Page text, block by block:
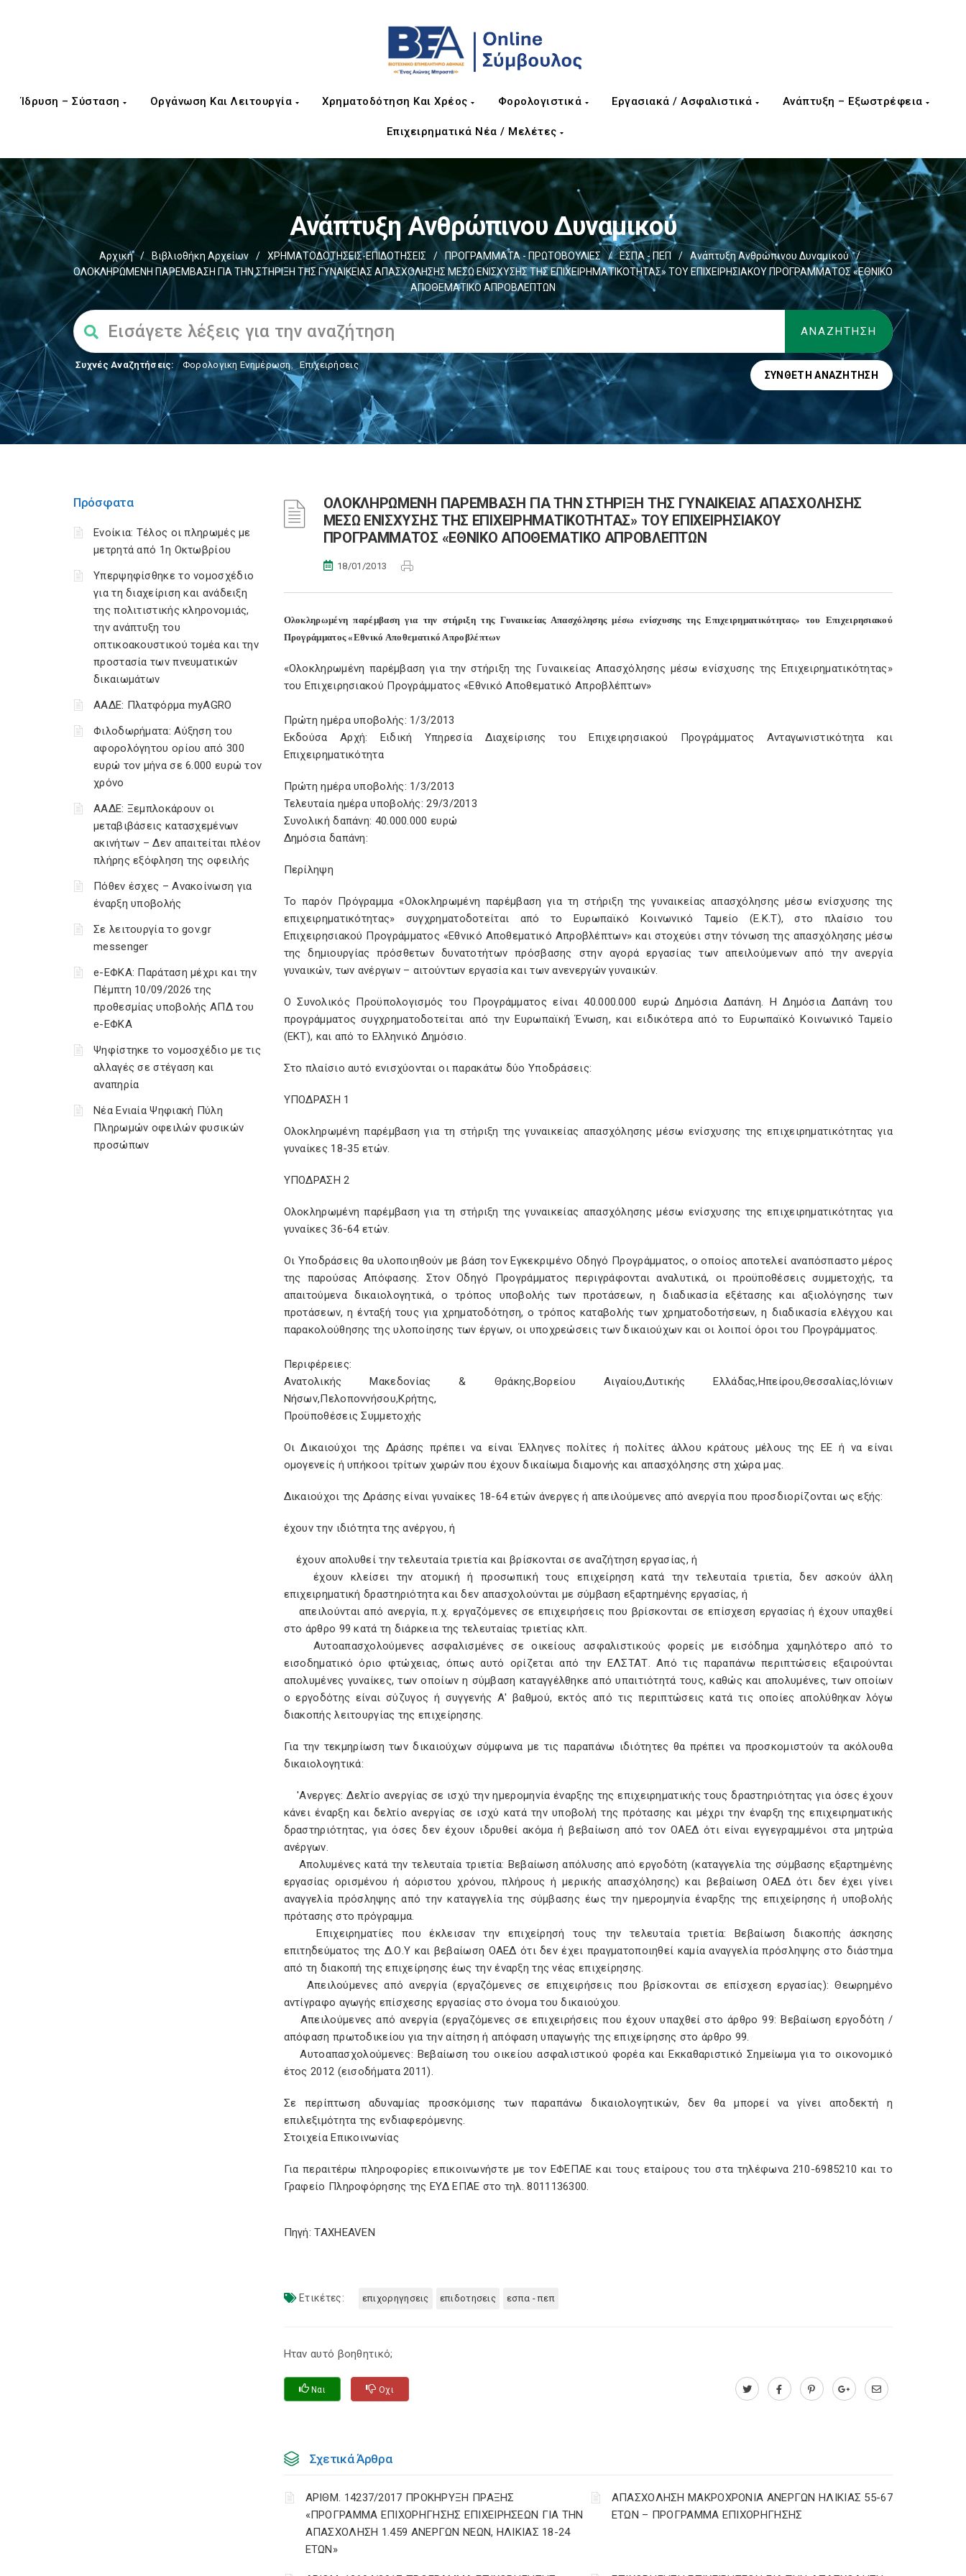
Ίδρυση – Σύσταση Οργάνωση Και Λειτουργία Χρηματοδότηση Και Χρέος Φορολογιστικά Εργασιακά / Ασφαλιστικά Ανάπτυξη – Εξωστρέφεια
Επιχειρηματικά Νέα / Μελέτες
Ανάπτυξη Ανθρώπινου Δυναμικού
Αρχική / Βιβλιοθήκη Αρχείων / ΧΡΗΜΑΤΟΔΟΤΗΣΕΙΣ-ΕΠΙΔΟΤΗΣΕΙΣ / ΠΡΟΓΡΑΜΜΑΤΑ - ΠΡΩΤΟΒΟΥΛΙΕΣ / ΕΣΠΑ - ΠΕΠ / Ανάπτυξη Ανθρώπινου Δυναμικού
/
ΟΛΟΚΛΗΡΩΜΕΝΗ ΠΑΡΕΜΒΑΣΗ ΓΙΑ ΤΗΝ ΣΤΗΡΙΞΗ ΤΗΣ ΓΥΝΑΙΚΕΙΑΣ ΑΠΑΣΧΟΛΗΣΗΣ ΜΕΣΩ ΕΝΙΣΧΥΣΗΣ ΤΗΣ ΕΠΙΧΕΙΡΗΜΑΤΙΚΟΤΗΤΑΣ» ΤΟΥ ΕΠΙΧΕΙΡΗΣΙΑΚΟΥ ΠΡΟΓΡΑΜΜΑΤΟΣ «ΕΘΝΙΚΟ
ΑΠΟΘΕΜΑΤΙΚΟ ΑΠΡΟΒΛΕΠΤΩΝ
Συχνές Αναζητήσεις: Φορολογικη Ενημέρωση, Επιχειρήσεις
ΣΎΝΘΕΤΗ ΑΝΑΖΉΤΗΣΗ
Πρόσφατα
Ενοίκια: Τέλος οι πληρωμές με
μετρητά από 1η Οκτωβρίου
Υπερψηφίσθηκε το νομοσχέδιο
για τη διαχείριση και ανάδειξη
της πολιτιστικής κληρονομιάς,
την ανάπτυξη του
οπτικοακουστικού τομέα και την
προστασία των πνευματικών
δικαιωμάτων
ΑΑΔΕ: Πλατφόρμα myAGRO
Φιλοδωρήματα: Αύξηση του
αφορολόγητου ορίου από 300
ευρώ τον μήνα σε 6.000 ευρώ τον
χρόνο
ΑΑΔΕ: Ξεμπλοκάρουν οι
μεταβιβάσεις κατασχεμένων
ακινήτων – Δεν απαιτείται πλέον
πλήρης εξόφληση της οφειλής
Πόθεν έσχες – Ανακοίνωση για
έναρξη υποβολής
Σε λειτουργία το gov.gr
messenger
e-ΕΦΚΑ: Παράταση μέχρι και την
Πέμπτη 10/09/2026 της
προθεσμίας υποβολής ΑΠΔ του
e-ΕΦΚΑ
Ψηφίστηκε το νομοσχέδιο με τις
αλλαγές σε στέγαση και
αναπηρία
Νέα Ενιαία Ψηφιακή Πύλη
Πληρωμών οφειλών φυσικών
προσώπων
ΟΛΟΚΛΗΡΩΜΕΝΗ ΠΑΡΕΜΒΑΣΗ ΓΙΑ ΤΗΝ ΣΤΗΡΙΞΗ ΤΗΣ ΓΥΝΑΙΚΕΙΑΣ ΑΠΑΣΧΟΛΗΣΗΣ
ΜΕΣΩ ΕΝΙΣΧΥΣΗΣ ΤΗΣ ΕΠΙΧΕΙΡΗΜΑΤΙΚΟΤΗΤΑΣ» ΤΟΥ ΕΠΙΧΕΙΡΗΣΙΑΚΟΥ
ΠΡΟΓΡΑΜΜΑΤΟΣ «ΕΘΝΙΚΟ ΑΠΟΘΕΜΑΤΙΚΟ ΑΠΡΟΒΛΕΠΤΩΝ
18/01/2013
Ολοκληρωµένη παρέµβαση για την στήριξη της Γυναικείας Απασχόλησης µέσω ενίσχυσης της Επιχειρηµατικότητας» του Επιχειρησιακού
Προγράµµατος «Εθνικό Αποθεµατικό Απροβλέπτων
«Ολοκληρωµένη παρέµβαση για την στήριξη της Γυναικείας Απασχόλησης µέσω ενίσχυσης της Επιχειρηµατικότητας»
του Επιχειρησιακού Προγράµµατος «Εθνικό Αποθεµατικό Απροβλέπτων»
Πρώτη ημέρα υποβολής: 1/3/2013
Εκδούσα Αρχή: Ειδική Υπηρεσία Διαχείρισης του Επιχειρησιακού Προγράμματος Ανταγωνιστικότητα και
Επιχειρηματικότητα
Πρώτη ημέρα υποβολής: 1/3/2013
Τελευταία ημέρα υποβολής: 29/3/2013
Συνολική δαπάνη: 40.000.000 ευρώ
Δημόσια δαπάνη:
Περίληψη
Το παρόν Πρόγραµµα «Ολοκληρωµένη παρέµβαση για τη στήριξη της γυναικείας απασχόλησης µέσω ενίσχυσης της
επιχειρηµατικότητας» συγχρηµατοδοτείται από το Ευρωπαϊκό Κοινωνικό Ταµείο (Ε.Κ.Τ), στο πλαίσιο του
Επιχειρησιακού Προγράµµατος «Εθνικό Αποθεµατικό Απροβλέπτων» και στοχεύει στην τόνωση της απασχόλησης µέσω
της δηµιουργίας πρόσθετων δυνατοτήτων πρόσβασης στην αγορά εργασίας των απειλούµενων από την ανεργία
γυναικών, των ανέργων – αιτούντων εργασία και των ανενεργών γυναικών.
Ο Συνολικός Προϋπολογισµός του Προγράµµατος είναι 40.000.000 ευρώ ∆ηµόσια ∆απάνη. Η ∆ηµόσια ∆απάνη του
προγράµµατος συγχρηµατοδοτείται από την Ευρωπαϊκή Ένωση, και ειδικότερα από το Ευρωπαϊκό Κοινωνικό Ταµείο
(ΕΚΤ), και από το Ελληνικό ∆ηµόσιο.
Στο πλαίσιο αυτό ενισχύονται οι παρακάτω δύο Υποδράσεις:
ΥΠΟ∆ΡΑΣΗ 1
Ολοκληρωµένη παρέµβαση για τη στήριξη της γυναικείας απασχόλησης µέσω ενίσχυσης της επιχειρηµατικότητας για
γυναίκες 18-35 ετών.
ΥΠΟ∆ΡΑΣΗ 2
Ολοκληρωµένη παρέµβαση για τη στήριξη της γυναικείας απασχόλησης µέσω ενίσχυσης της επιχειρηµατικότητας για
γυναίκες 36-64 ετών.
Οι Υποδράσεις θα υλοποιηθούν µε βάση τον Εγκεκριµένο Οδηγό Προγράµµατος, ο οποίος αποτελεί αναπόσπαστο µέρος
της παρούσας Απόφασης. Στον Οδηγό Προγράµµατος περιγράφονται αναλυτικά, οι προϋποθέσεις συµµετοχής, τα
απαιτούµενα δικαιολογητικά, ο τρόπος υποβολής των προτάσεων, η διαδικασία εξέτασης και αξιολόγησης των
προτάσεων, η ένταξή τους για χρηµατοδότηση, ο τρόπος καταβολής των χρηµατοδοτήσεων, η διαδικασία ελέγχου και
παρακολούθησης της υλοποίησης των έργων, οι υποχρεώσεις των δικαιούχων και οι λοιποί όροι του Προγράµµατος.
Περιφέρειες:
Ανατολικής Μακεδονίας & Θράκης,Βορείου Αιγαίου,Δυτικής Ελλάδας,Ηπείρου,Θεσσαλίας,Ιόνιων
Νήσων,Πελοποννήσου,Κρήτης,
Προϋποθέσεις Συμμετοχής
Οι ∆ικαιούχοι της ∆ράσης πρέπει να είναι Έλληνες πολίτες ή πολίτες άλλου κράτους µέλους της ΕΕ ή να είναι
οµογενείς ή υπήκοοι τρίτων χωρών που έχουν δικαίωµα διαµονής και απασχόλησης στη χώρα µας.
∆ικαιούχοι της ∆ράσης είναι γυναίκες 18-64 ετών άνεργες ή απειλούµενες από ανεργία που προσδιορίζονται ως εξής:
έχουν την ιδιότητα της ανέργου, ή
έχουν απολυθεί την τελευταία τριετία και βρίσκονται σε αναζήτηση εργασίας, ή
έχουν κλείσει την ατοµική ή προσωπική τους επιχείρηση κατά την τελευταία τριετία, δεν ασκούν άλλη
επιχειρηµατική δραστηριότητα και δεν απασχολούνται µε σύµβαση εξαρτηµένης εργασίας, ή
απειλούνται από ανεργία, π.χ. εργαζόµενες σε επιχειρήσεις που βρίσκονται σε επίσχεση εργασίας ή έχουν υπαχθεί
στο άρθρο 99 κατά τη διάρκεια της τελευταίας τριετίας κλπ.
Αυτοαπασχολούµενες ασφαλισµένες σε οικείους ασφαλιστικούς φορείς µε εισόδηµα χαµηλότερο από το
εισοδηµατικό όριο φτώχειας, όπως αυτό ορίζεται από την ΕΛΣΤΑΤ. Από τις παραπάνω περιπτώσεις εξαιρούνται
απολυµένες γυναίκες, των οποίων η σύµβαση καταγγέλθηκε από υπαιτιότητά τους, καθώς και απολυµένες, των οποίων
ο εργοδότης είναι σύζυγος ή συγγενής Α' βαθµού, εκτός από τις περιπτώσεις κατά τις οποίες απολύθηκαν λόγω
διακοπής λειτουργίας της επιχείρησης.
Για την τεκµηρίωση των δικαιούχων σύµφωνα µε τις παραπάνω ιδιότητες θα πρέπει να προσκοµιστούν τα ακόλουθα
δικαιολογητικά:
'Ανεργες: ∆ελτίο ανεργίας σε ισχύ την ηµεροµηνία έναρξης της επιχειρηµατικής τους δραστηριότητας για όσες έχουν
κάνει έναρξη και δελτίο ανεργίας σε ισχύ κατά την υποβολή της πρότασης και µέχρι την έναρξη της επιχειρηµατικής
δραστηριότητας, για όσες δεν έχουν ιδρυθεί ακόµα ή βεβαίωση από τον ΟΑΕ∆ ότι είναι εγγεγραµµένοι στα µητρώα
ανέργων.
Απολυµένες κατά την τελευταία τριετία: Βεβαίωση απόλυσης από εργοδότη (καταγγελία της σύµβασης εξαρτηµένης
εργασίας ορισµένου ή αόριστου χρόνου, πλήρους ή µερικής απασχόλησης) και βεβαίωση ΟΑΕ∆ ότι δεν έχει γίνει
αναγγελία πρόσληψης από την καταγγελία της σύµβασης έως την ηµεροµηνία έναρξης της επιχείρησης ή υποβολής
πρότασης στο πρόγραµµα.
Επιχειρηµατίες που έκλεισαν την επιχείρησή τους την τελευταία τριετία: Βεβαίωση διακοπής άσκησης
επιτηδεύµατος της ∆.Ο.Υ και βεβαίωση ΟΑΕ∆ ότι δεν έχει πραγµατοποιηθεί καµία αναγγελία πρόσληψης στο διάστηµα
από τη διακοπή της επιχείρησης έως την έναρξη της νέας επιχείρησης.
Απειλούµενες από ανεργία (εργαζόµενες σε επιχειρήσεις που βρίσκονται σε επίσχεση εργασίας): Θεωρηµένο
αντίγραφο αγωγής επίσχεσης εργασίας στο όνοµα του δικαιούχου.
Απειλούµενες από ανεργία (εργαζόµενες σε επιχειρήσεις που έχουν υπαχθεί στο άρθρο 99: Βεβαίωση εργοδότη /
απόφαση πρωτοδικείου για την αίτηση ή απόφαση υπαγωγής της επιχείρησης στο άρθρο 99.
Αυτοαπασχολούµενες: Βεβαίωση του οικείου ασφαλιστικού φορέα και Εκκαθαριστικό Σηµείωµα για το οικονοµικό
έτος 2012 (εισοδήµατα 2011).
Σε περίπτωση αδυναµίας προσκόµισης των παραπάνω δικαιολογητικών, δεν θα µπορεί να γίνει αποδεκτή η
επιλεξιµότητα της ενδιαφερόµενης.
Στοιχεία Επικοινωνίας
Για περαιτέρω πληροφορίες επικοινωνήστε µε τον ΕΦΕΠΑΕ και τους εταίρους του στα τηλέφωνα 210-6985210 και το
Γραφείο Πληροφόρησης της ΕΥ∆ ΕΠΑΕ στο τηλ. 8011136300.
Πηγή: TAXHEAVEN
Ετικέτες: επιχορηγησεις επιδοτησεις εσπα - πεπ
Ηταν αυτό βοηθητικό;
Ναι Οχι
Σχετικά Άρθρα
ΑΡΙΘΜ. 14237/2017 ΠΡΟΚΗΡΥΞΗ ΠΡΑΞΗΣ
«ΠΡΟΓΡΑΜΜΑ ΕΠΙΧΟΡΗΓΗΣΗΣ ΕΠΙΧΕΙΡΗΣΕΩΝ ΓΙΑ ΤΗΝ
ΑΠΑΣΧΟΛΗΣΗ 1.459 ΑΝΕΡΓΩΝ ΝΕΩΝ, ΗΛΙΚΙΑΣ 18-24
ΕΤΩΝ»
ΑΠΑΣΧΟΛΗΣΗ ΜΑΚΡΟΧΡΟΝΙΑ ΑΝΕΡΓΩΝ ΗΛΙΚΙΑΣ 55-67
ΕΤΩΝ – ΠΡΟΓΡΑΜΜΑ ΕΠΙΧΟΡΗΓΗΣΗΣ